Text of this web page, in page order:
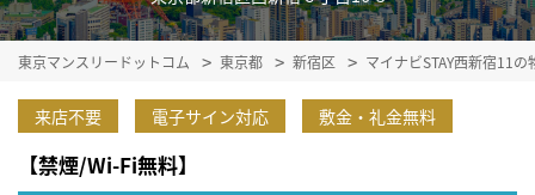
東京マンスリードットコム 東京都 新宿区 マイナビSTAY西新宿11の
来店不要 電子サイン対応 敷金・礼金無料
【禁煙/Wi-Fi無料】